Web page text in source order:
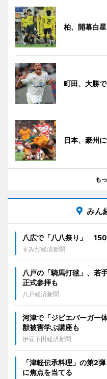
柏、開幕白
町田、大勝
日本、豪州
も
みん
八広で「八八祭り」
すみだ経済新聞
八戸の「騎馬打毬」、
正式参拝も
八戸経済新聞
河津で「ジビエバーガー
獣被害学ぶ講座も
伊豆下田経済新聞
「津軽伝承料理」の第2
に焦点を当てる